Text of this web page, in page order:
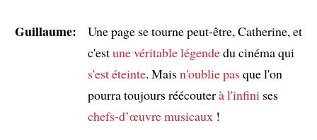
Guillaume:
Une page se tourne peut-être, Catherine, et
c'estune véritable légendedu cinéma qui
s'est éteinte. Maisn'oublie pasque l'on
pourra toujours réécouterà l'infini ses
chefs-d’œuvre musicaux !